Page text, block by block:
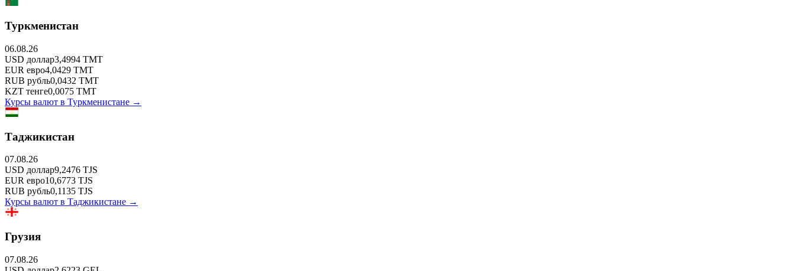
Туркменистан
06.08.26
USD доллар3,4994 TMT
EUR евро4,0429 TMT
RUB рубль0,0432 TMT
KZT тенге0,0075 TMT
Курсы валют в Туркменистане →
Таджикистан
07.08.26
USD доллар9,2476 TJS
EUR евро10,6773 TJS
RUB рубль0,1135 TJS
Курсы валют в Таджикистане →
Грузия
07.08.26